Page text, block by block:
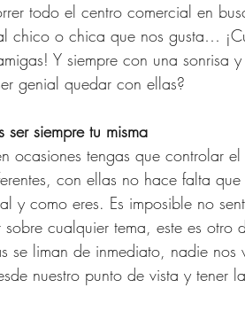
todo el centro comercial en
chico o chica que nos gusta…
Y siempre con una
genial quedar con ellas?
ser siempre tu misma
ocasiones tengas que controlar
con ellas no hace falta
y como eres. Es imposible no
sobre cualquier tema, este es
se liman de inmediato, nadie
nuestro punto de vista y tener